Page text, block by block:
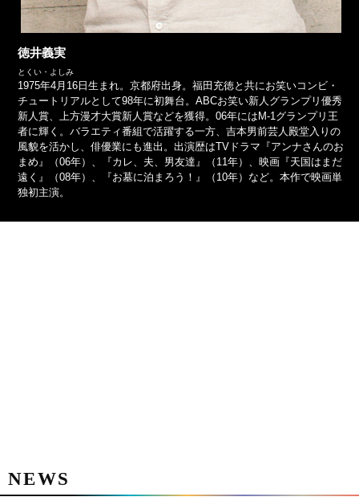
徳井義実
とくい・よしみ
1975年4月16日生まれ。京都府出身。福田充徳と共にお笑いコンビ・
チュートリアルとして98年に初舞台。ABCお笑い新人グランプリ優秀
新人賞、上方漫才大賞新人賞などを獲得。06年にはM-1グランプリ王
者に輝く。バラエティ番組で活躍する一方、吉本男前芸人殿堂入りの
風貌を活かし、俳優業にも進出。出演歴はTVドラマ『アンナさんのお
まめ』（06年）、『カレ、夫、男友達』（11年）、映画『天国はまだ
遠く』（08年）、『お墓に泊まろう！』（10年）など。本作で映画単
独初主演。
NEWS